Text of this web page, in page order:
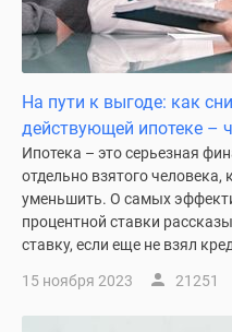
На пути к выгоде: как
действующей ипотеке –
Ипотека – это серьезная
отдельно взятого
уменьшить. О самых
процентной ставки
ставку, если еще не взял
15 ноября 2023 21251